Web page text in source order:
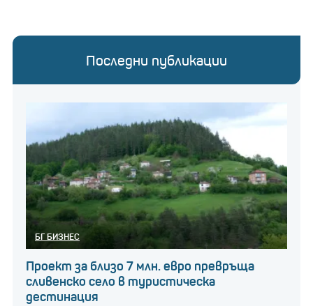
Последни публикации
БГ БИЗНЕС
Проект за близо 7 млн. евро превръща
сливенско село в туристическа
дестинация